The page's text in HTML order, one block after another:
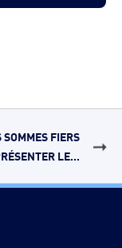
SOMMES FIERS
LE...